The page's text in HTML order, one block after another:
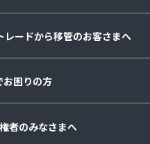
レードから移管のお客さまへ
お困りの方
者のみなさまへ